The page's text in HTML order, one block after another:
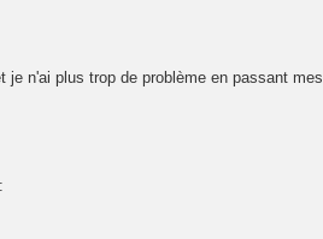
n'ai plus trop de problème en passant mes